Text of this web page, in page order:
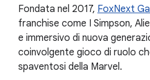
Fondata nel 2017, FoxNext
franchise come I Simpson,
e immersivo di nuova
coinvolgente gioco di ruolo
spaventosi della Marvel.